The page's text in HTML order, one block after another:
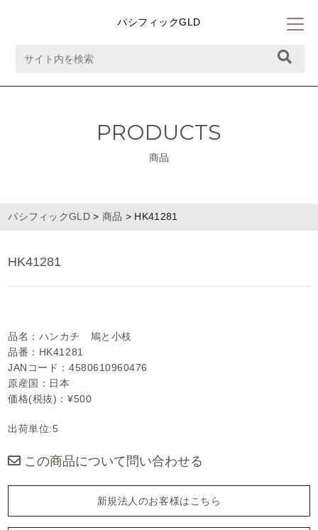
パシフィックGLD
PRODUCTS
商品
パシフィックGLD> 商品 > HK41281
HK41281
品名：ハンカチ 鳩と小枝
品番：HK41281
JANコード：4580610960476
原産国：日本
価格(税抜)：¥500
出荷単位:5
この商品について問い合わせる
新規法人のお客様はこちら